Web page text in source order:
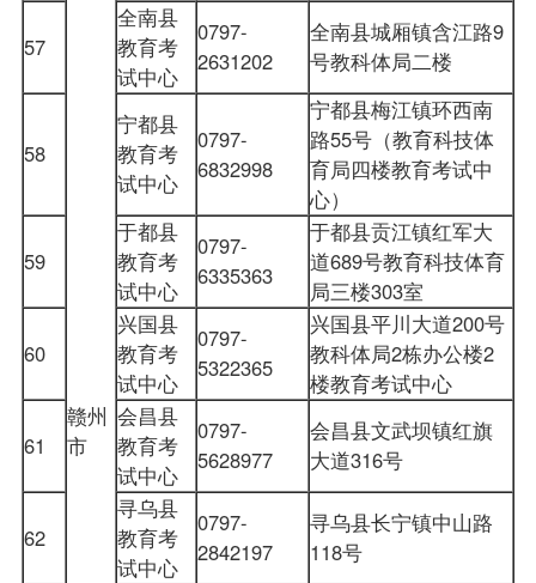
赣州
市
57
全南县
教育考
试中心
0797-
2631202
全南县城厢镇含江路9
号教科体局二楼
58
宁都县
教育考
试中心
0797-
6832998
宁都县梅江镇环西南
路55号（教育科技体
育局四楼教育考试中
心）
59
于都县
教育考
试中心
0797-
6335363
于都县贡江镇红军大
道689号教育科技体育
局三楼303室
60
兴国县
教育考
试中心
0797-
5322365
兴国县平川大道200号
教科体局2栋办公楼2
楼教育考试中心
61
会昌县
教育考
试中心
0797-
5628977
会昌县文武坝镇红旗
大道316号
62
寻乌县
教育考
试中心
0797-
2842197
寻乌县长宁镇中山路
118号